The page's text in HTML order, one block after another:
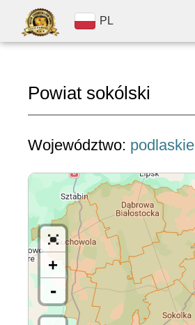
PL
Powiat sokólski
Województwo: podlaskie
+
-